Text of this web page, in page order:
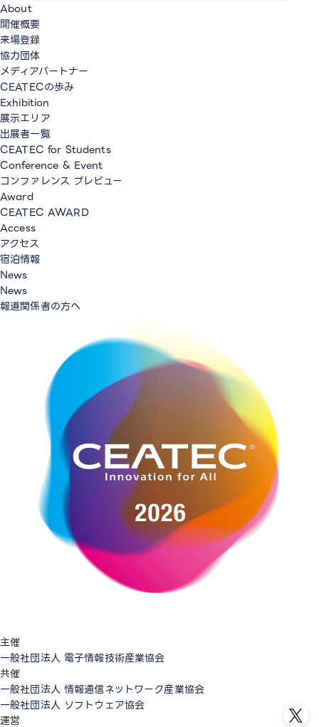
About
開催概要
来場登録
協力団体
メディアパートナー
CEATECの歩み
Exhibition
展示エリア
出展者一覧
CEATEC for Students
Conference & Event
コンファレンス プレビュー
Award
CEATEC AWARD
Access
アクセス
宿泊情報
News
News
報道関係者の方へ
主催
一般社団法人 電子情報技術産業協会
共催
一般社団法人 情報通信ネットワーク産業協会
一般社団法人 ソフトウェア協会
運営